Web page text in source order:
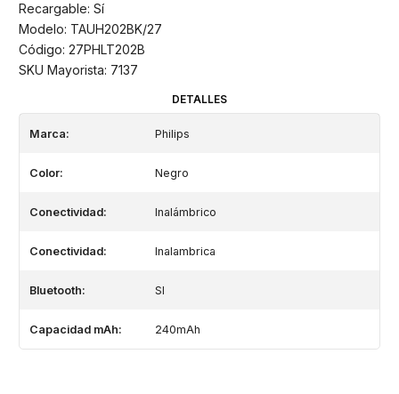
Recargable: Sí
Modelo: TAUH202BK/27
Código: 27PHLT202B
SKU Mayorista: 7137
DETALLES
Marca: Philips
Color: Negro
Conectividad: Inalámbrico
Conectividad: Inalambrica
Bluetooth: SI
Capacidad mAh: 240mAh